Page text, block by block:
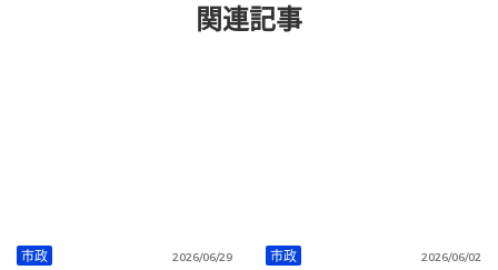
関連記事
市政 2026/06/29 市政 2026/06/02